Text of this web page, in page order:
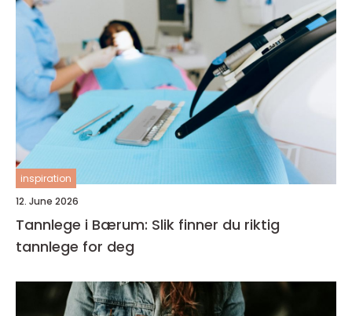
inspiration
12. June 2026
Tannlege i Bærum: Slik finner du riktig
tannlege for deg